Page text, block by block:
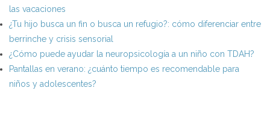
las vacaciones
¿Tu hijo busca un fin o busca un refugio?: cómo diferenciar entre
berrinche y crisis sensorial
¿Cómo puede ayudar la neuropsicología a un niño con TDAH?
Pantallas en verano: ¿cuánto tiempo es recomendable para
niños y adolescentes?